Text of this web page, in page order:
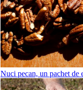
Nuci pecan, un pachet de